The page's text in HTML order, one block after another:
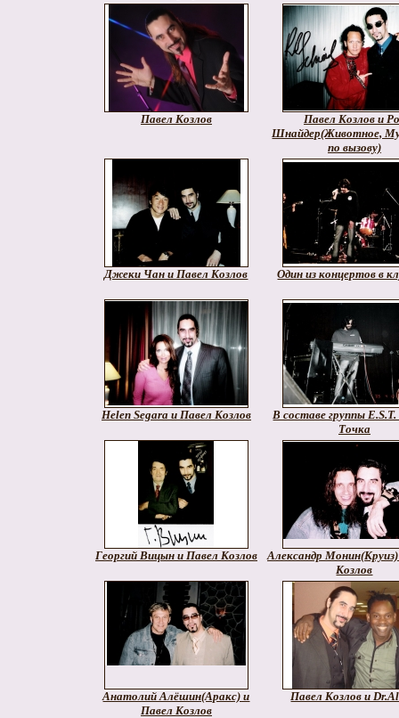
Павел Козлов
Павел Козлов и
Шнайдер(Животное,
по вызову)
Джеки Чан и Павел Козлов Один из концертов в
Helen Segara и Павел Козлов
В составе группы E.S.T.
Точка
Георгий Вицын и Павел Козлов
Александр
Козлов
Анатолий Алёшин(Аракс) и
Павел Козлов
Павел Козлов и